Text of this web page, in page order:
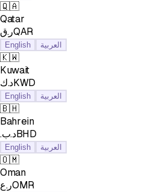
🇶🇦
Qatar
ر.قQAR
English العربية
🇰🇼
Kuwait
د.كKWD
English العربية
🇧🇭
Bahrein
.د.بBHD
English العربية
🇴🇲
Oman
ر.عOMR